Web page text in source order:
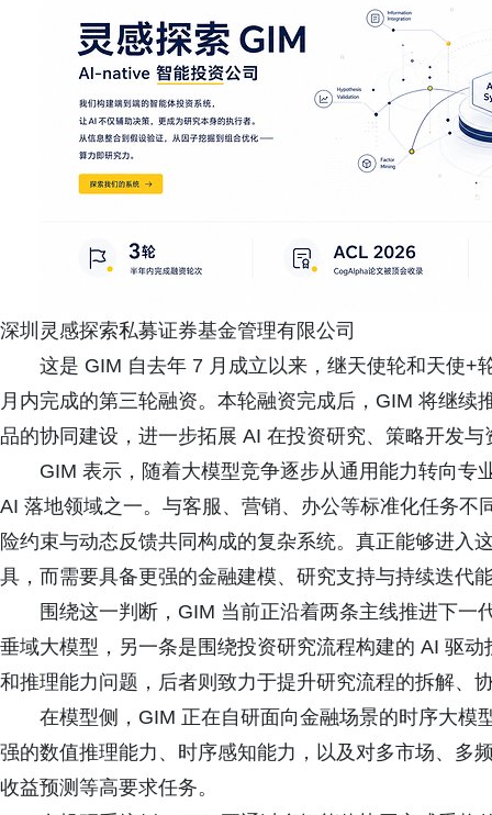
深圳灵感探索私募证券基金管理有限公司
这是 GIM 自去年 7 月成立以来，继天使轮和天使+
月内完成的第三轮融资。本轮融资完成后，GIM 将继
品的协同建设，进一步拓展 AI 在投资研究、策略开发
GIM 表示，随着大模型竞争逐步从通用能力转向
AI 落地领域之一。与客服、营销、办公等标准化任务
险约束与动态反馈共同构成的复杂系统。真正能够进入
具，而需要具备更强的金融建模、研究支持与持续迭代
围绕这一判断，GIM 当前正沿着两条主线推进下
垂域大模型，另一条是围绕投资研究流程构建的 AI 驱
和推理能力问题，后者则致力于提升研究流程的拆解、
在模型侧，GIM 正在自研面向金融场景的时序大模
强的数值推理能力、时序感知能力，以及对多市场、多
收益预测等高要求任务。